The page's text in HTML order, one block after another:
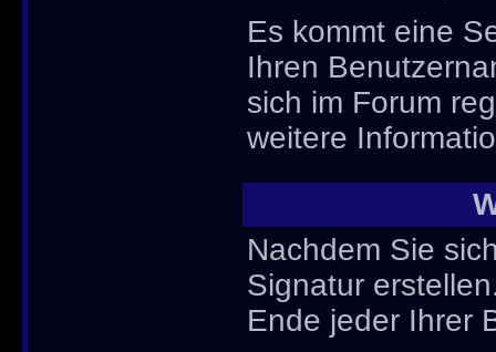
Es kommt eine
Ihren
sich im Forum
weitere
Nachdem Sie
Signatur
Ende jeder Ihrer